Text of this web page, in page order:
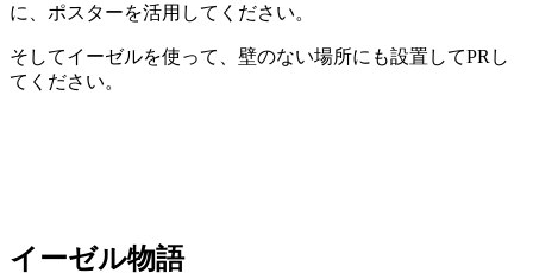
に、ポスターを活用してください。
そしてイーゼルを使って、壁のない場所にも設置してPRし
てください。
イーゼル物語